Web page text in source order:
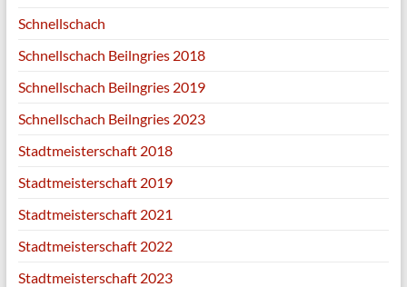
Schnellschach
Schnellschach Beilngries 2018
Schnellschach Beilngries 2019
Schnellschach Beilngries 2023
Stadtmeisterschaft 2018
Stadtmeisterschaft 2019
Stadtmeisterschaft 2021
Stadtmeisterschaft 2022
Stadtmeisterschaft 2023